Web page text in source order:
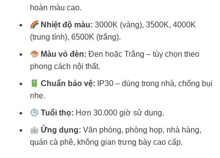
hoàn màu cao.
Nhiệt độ màu: 3000K (vàng), 3500K, 4000K
(trung tính), 6500K (trắng).
Màu vỏ đèn: Đen hoặc Trắng – tùy chọn theo
phong cách nội thất.
Chuẩn bảo vệ: IP30 – dùng trong nhà, chống bụi
nhẹ.
Tuổi thọ: Hơn 30.000 giờ sử dụng.
Ứng dụng: Văn phòng, phòng họp, nhà hàng,
quán cà phê, không gian trưng bày cao cấp.